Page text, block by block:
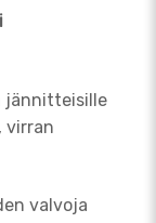
jännitteisille
virran
valvoja